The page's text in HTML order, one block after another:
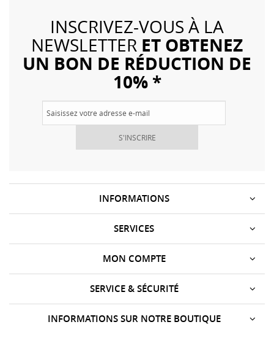
INSCRIVEZ-VOUS À LA
NEWSLETTER ET OBTENEZ
UN BON DE RÉDUCTION DE
10% *
S'INSCRIRE
INFORMATIONS
SERVICES
SERVICE & SÉCURITÉ
MON COMPTE
INFORMATIONS SUR NOTRE BOUTIQUE